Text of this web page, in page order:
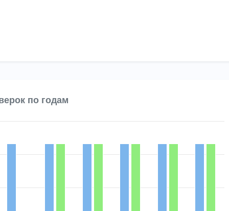
по годам
displaying categories.
displaying Количество поверок and Непригодность.